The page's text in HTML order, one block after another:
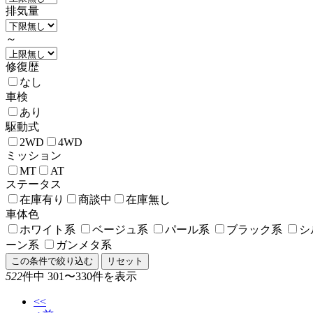
排気量
～
修復歴
なし
車検
あり
駆動式
2WD
4WD
ミッション
MT
AT
ステータス
在庫有り
商談中
在庫無し
車体色
ホワイト系
ベージュ系 パール系 ブラック系
ーン系
ガンメタ系
この条件で絞り込む リセット
522件中 301〜330件を表示
<<